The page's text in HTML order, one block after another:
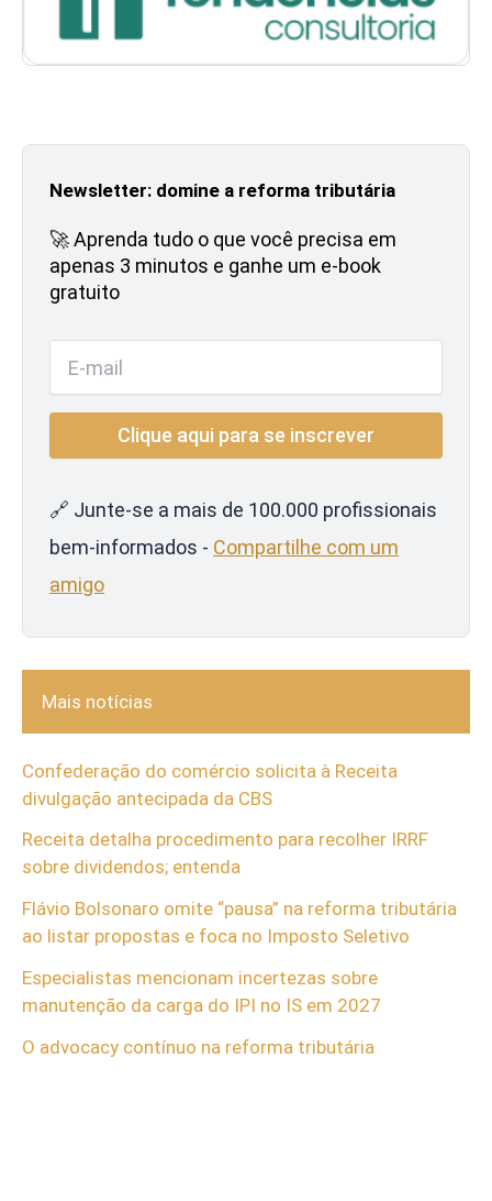
Newsletter: domine a reforma tributária
🚀 Aprenda tudo o que você precisa em
apenas 3 minutos e ganhe um e-book
gratuito
🔗 Junte-se a mais de 100.000 profissionais
bem-informados - Compartilhe com um
amigo
Mais notícias
Confederação do comércio solicita à Receita
divulgação antecipada da CBS
Receita detalha procedimento para recolher IRRF
sobre dividendos; entenda
Flávio Bolsonaro omite “pausa” na reforma tributária
ao listar propostas e foca no Imposto Seletivo
Especialistas mencionam incertezas sobre
manutenção da carga do IPI no IS em 2027
O advocacy contínuo na reforma tributária